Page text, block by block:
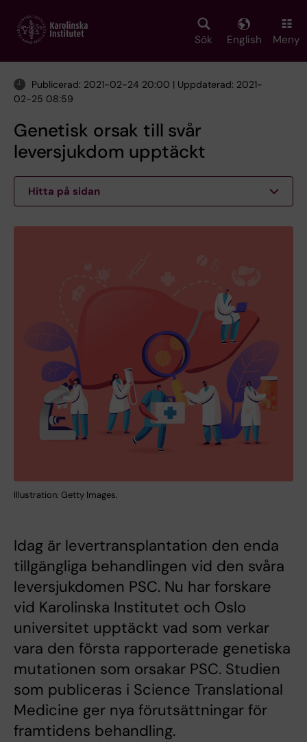
main
Sök English Meny
Publicerad: 2021-02-24 20:00 | Uppdaterad: 2021-
02-25 08:59
Genetisk orsak till svår
leversjukdom upptäckt
Hitta på sidan
Illustration: Getty Images.
Idag är levertransplantation den enda
tillgängliga behandlingen vid den svåra
leversjukdomen PSC. Nu har forskare
vid Karolinska Institutet och Oslo
universitet upptäckt vad som verkar
vara den första rapporterade genetiska
mutationen som orsakar PSC. Studien
som publiceras i Science Translational
Medicine ger nya förutsättningar för
framtidens behandling.